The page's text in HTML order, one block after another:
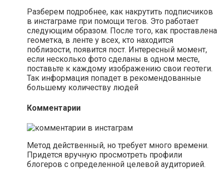
Разберем подробнее, как накрутить подписчиков
в инстаграме при помощи тегов. Это работает
следующим образом. После того, как проставлена
геометка, в ленте у всех, кто находится
поблизости, появится пост. Интересный момент,
если несколько фото сделаны в одном месте,
поставьте к каждому изображению свои геотеги.
Так информация попадет в рекомендованные
большему количеству людей
Комментарии
Метод действенный, но требует много времени.
Придется вручную просмотреть профили
блогеров с определенной целевой аудиторией.